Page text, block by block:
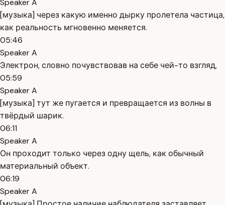
Speaker A
[музыка] через какую именно дырку пролетела частица,
как реальность мгновенно меняется.
05:46
Speaker A
Электрон, словно почувствовав на себе чей-то взгляд,
05:59
Speaker A
[музыка] тут же пугается и превращается из волны в
твёрдый шарик.
06:11
Speaker A
Он проходит только через одну щель, как обычный
материальный объект.
06:19
Speaker A